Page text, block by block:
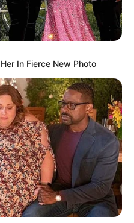
Bikin
In Fierce New Photo